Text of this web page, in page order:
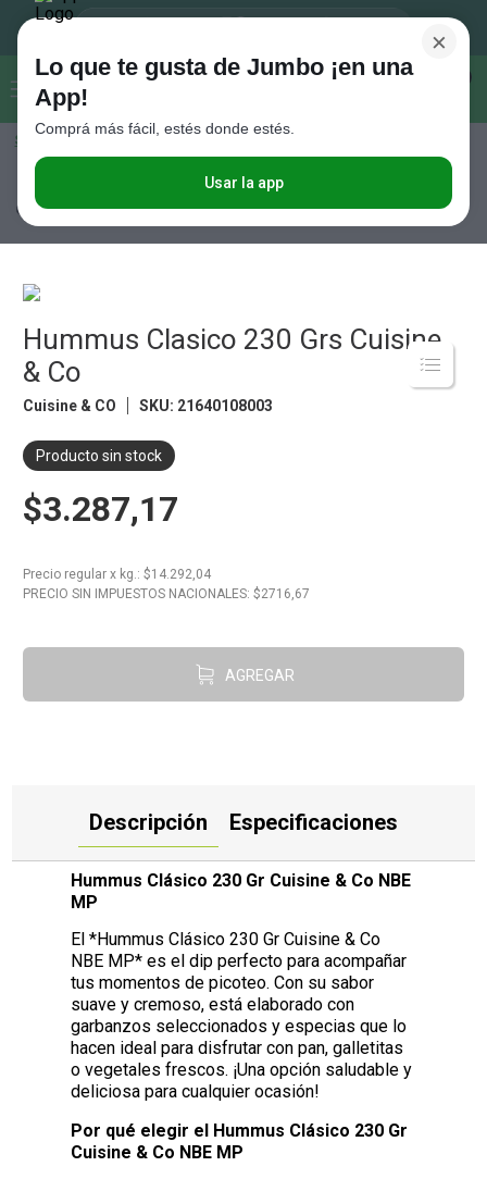
Buscar...
Seleccioná el método de entrega
×
Lo que te gusta de Jumbo ¡en una
App!
Comprá más fácil, estés donde estés.
Usar la app
Conservas de Carne
Grs Cuisine & Co
Hummus Clasico 230 Grs Cuisine
& Co
Cuisine & CO SKU: 21640108003
Producto sin stock
$3.287,17
Precio regular x kg. : $14.292,04
PRECIO SIN IMPUESTOS NACIONALES: $2716,67
AGREGAR
Descripción Especificaciones
Hummus Clásico 230 Gr Cuisine & Co NBE
MP
El *Hummus Clásico 230 Gr Cuisine & Co
NBE MP* es el dip perfecto para acompañar
tus momentos de picoteo. Con su sabor
suave y cremoso, está elaborado con
garbanzos seleccionados y especias que lo
hacen ideal para disfrutar con pan, galletitas
o vegetales frescos. ¡Una opción saludable y
deliciosa para cualquier ocasión!
Por qué elegir el Hummus Clásico 230 Gr
Cuisine & Co NBE MP
Términos más buscados
.
Cerveza
Galletitas
Yerba
Fideos
Juguetes
. Carne